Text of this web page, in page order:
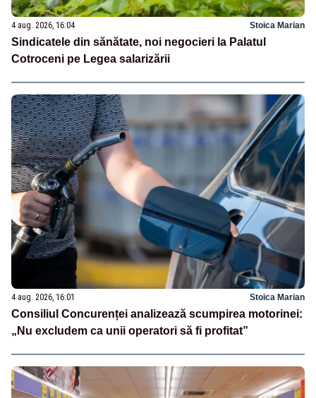
4 aug. 2026, 16:04 Stoica Marian
Sindicatele din sănătate, noi negocieri la Palatul
Cotroceni pe Legea salarizării
4 aug. 2026, 16:01 Stoica Marian
Consiliul Concurenței analizează scumpirea motorinei:
„Nu excludem ca unii operatori să fi profitat”